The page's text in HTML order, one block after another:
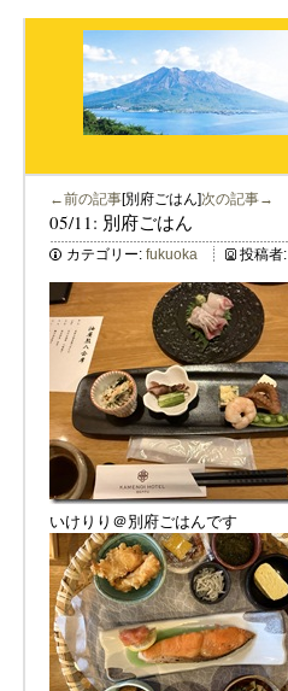
←前の記事[別府ごはん]次の記事→
05/11: 別府ごはん
カテゴリー: fukuoka 投稿者:
いけりり＠別府ごはんです